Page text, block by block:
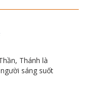
Thánh là
sáng suốt